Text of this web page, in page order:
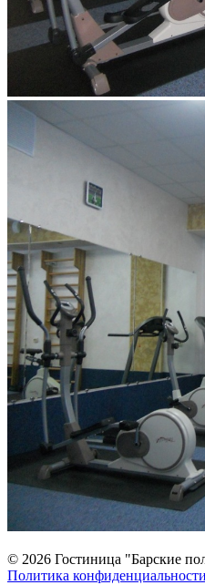
© 2026 Гостиница "Барские
Политика конфиденциальности